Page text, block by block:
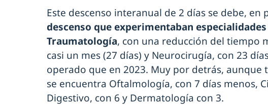
Este descenso interanual de 2 días se debe, en
descenso que experimentaban
Traumatología, con una reducción del tiempo
casi un mes (27 días) y Neurocirugía, con 23
operado que en 2023. Muy por detrás, aunque
se encuentra Oftalmología, con 7 días menos,
Digestivo, con 6 y Dermatología con 3.